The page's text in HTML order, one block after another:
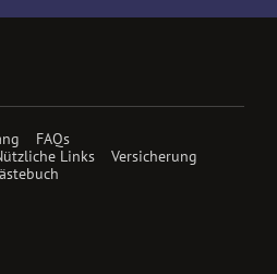
FAQs
Links
Versicherung